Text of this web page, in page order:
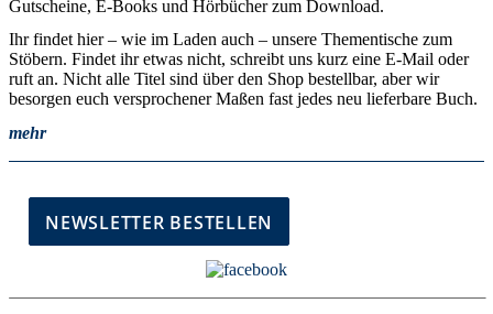
Gutscheine, E-Books und Hörbücher zum Download.
Ihr findet hier – wie im Laden auch – unsere Thementische zum
Stöbern. Findet ihr etwas nicht, schreibt uns kurz eine E-Mail oder
ruft an. Nicht alle Titel sind über den Shop bestellbar, aber wir
besorgen euch versprochener Maßen fast jedes neu lieferbare Buch.
mehr